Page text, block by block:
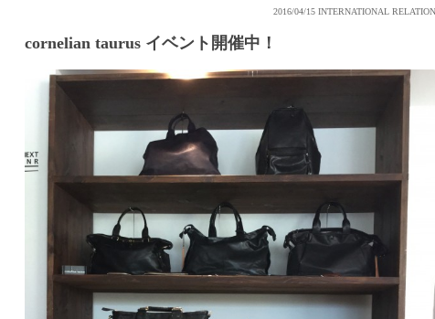
2016/04/15 INTERNATIONAL RELATION
cornelian taurus イベント開催中！